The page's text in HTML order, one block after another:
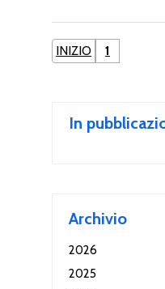
INIZIO 1
In
Archivio
2026
2025